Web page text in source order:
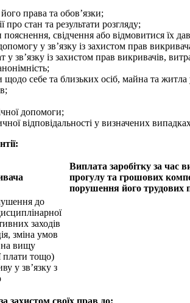
права та обов’язки;
стан та результати розгляду;
свідчення або відмовитися їх
у зв’язку із захистом прав
зв’язку із захистом прав викривачів,
щодо себе та близьких осіб, майна та
допомоги;
відповідальності у визначених
Виплата заробітку за час
прогулу та грошових
порушення його трудових
до
заходів
зміна умов
на вищу
плати тощо)
у зв’язку з
захистом своїх прав до: